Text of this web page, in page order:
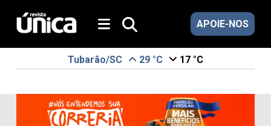
APOIE-NOS
Tubarão/SC 29 °C 17 °C